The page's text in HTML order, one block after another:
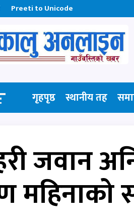
Preeti to Unicode
गृहपृष्ठ स्थानीय तह
जवान
महिनाको